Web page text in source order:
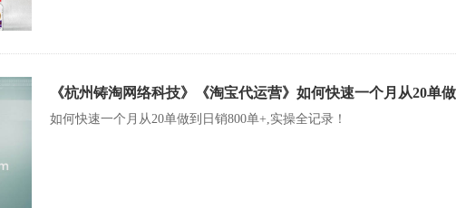
《杭州铸淘网络科技》《淘宝代运营》如何快速一个月从20单
如何快速一个月从20单做到日销800单+,实操全记录！